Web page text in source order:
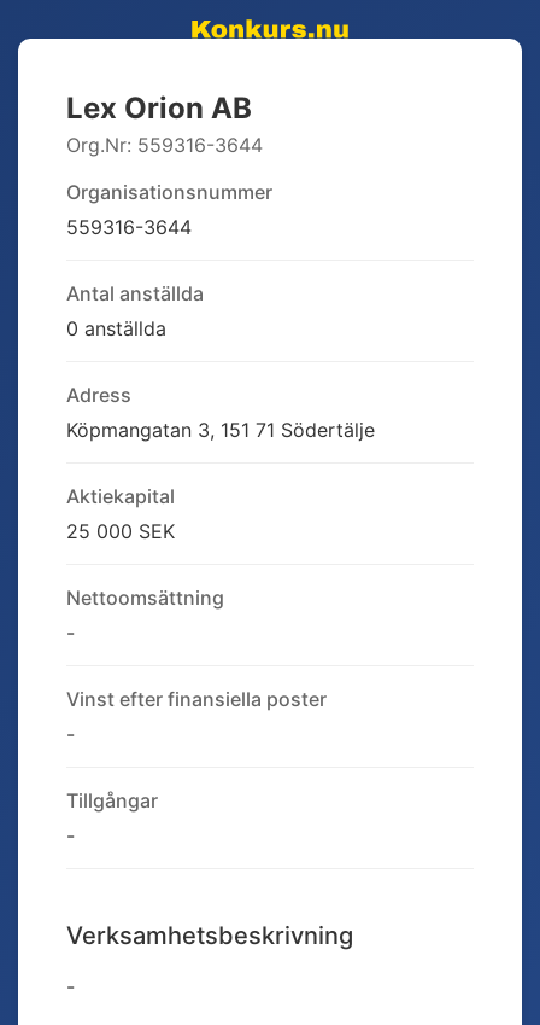
Lex Orion AB
Org.Nr: 559316-3644
Organisationsnummer
559316-3644
Antal anställda
0 anställda
Adress
Köpmangatan 3, 151 71 Södertälje
Aktiekapital
25 000 SEK
Nettoomsättning
-
Vinst efter finansiella poster
-
Tillgångar
-
Verksamhetsbeskrivning
-